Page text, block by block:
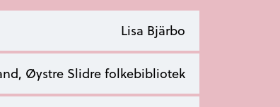
Lisa Bjärbo
Øystre Slidre folkebibliotek